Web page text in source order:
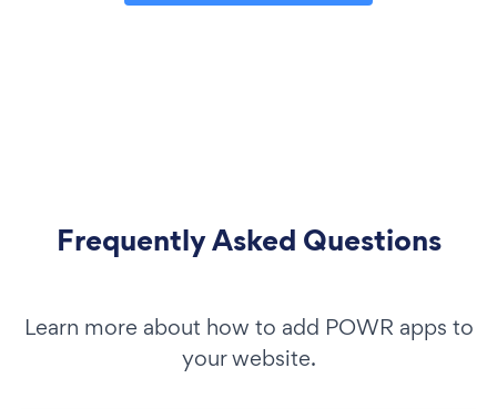
Frequently Asked Questions
Learn more about how to add POWR apps to
your website.